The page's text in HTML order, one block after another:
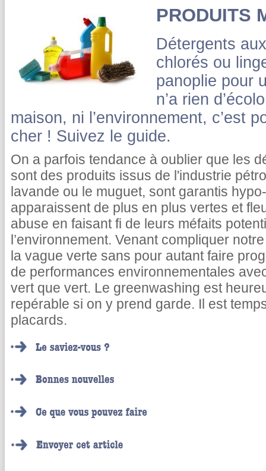
PRODUITS
Détergents
chlorés ou
panoplie pour
n’a rien
maison, ni l’environnement, c’est
cher ! Suivez le guide.
On a parfois tendance à oublier que les
sont des produits issus de l'industrie
lavande ou le muguet, sont garantis
apparaissent de plus en plus vertes et
abuse en faisant fi de leurs méfaits
l’environnement. Venant compliquer
la vague verte sans pour autant faire
de performances environnementales
vert que vert. Le greenwashing est
repérable si on y prend garde. Il est
placards.